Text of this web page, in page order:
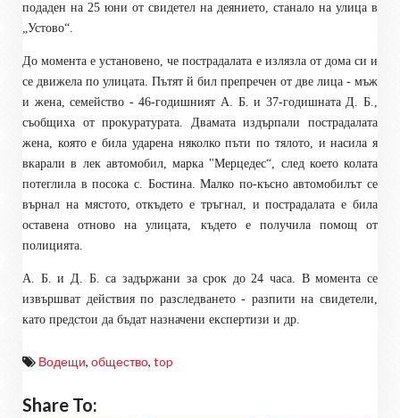
подаден на 25 юни от свидетел на деянието, станало на улица в
„Устово“.
До момента е установено, че пострадалата е излязла от дома си и
се движела по улицата. Пътят й бил препречен от две лица - мъж
и жена, семейство - 46-годишният А. Б. и 37-годишната Д. Б.,
съобщиха от прокуратурата. Двамата издърпали пострадалата
жена, която е била ударена няколко пъти по тялото, и насила я
вкарали в лек автомобил, марка "Мерцедес“, след което колата
потеглила в посока с. Бостина. Малко по-късно автомобилът се
върнал на мястото, откъдето е тръгнал, и пострадалата е била
оставена отново на улицата, където е получила помощ от
полицията.
А. Б. и Д. Б. са задържани за срок до 24 часа. В момента се
извършват действия по разследването - разпити на свидетели,
като предстои да бъдат назначени експертизи и др.
Водещи, общество, top
Share To: